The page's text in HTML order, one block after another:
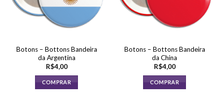
Botons – Bottons Bandeira
da Argentina
R$4,00
COMPRAR
Botons – Bottons Bandeira
da China
R$4,00
COMPRAR